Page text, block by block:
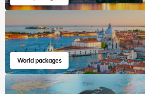
World packages